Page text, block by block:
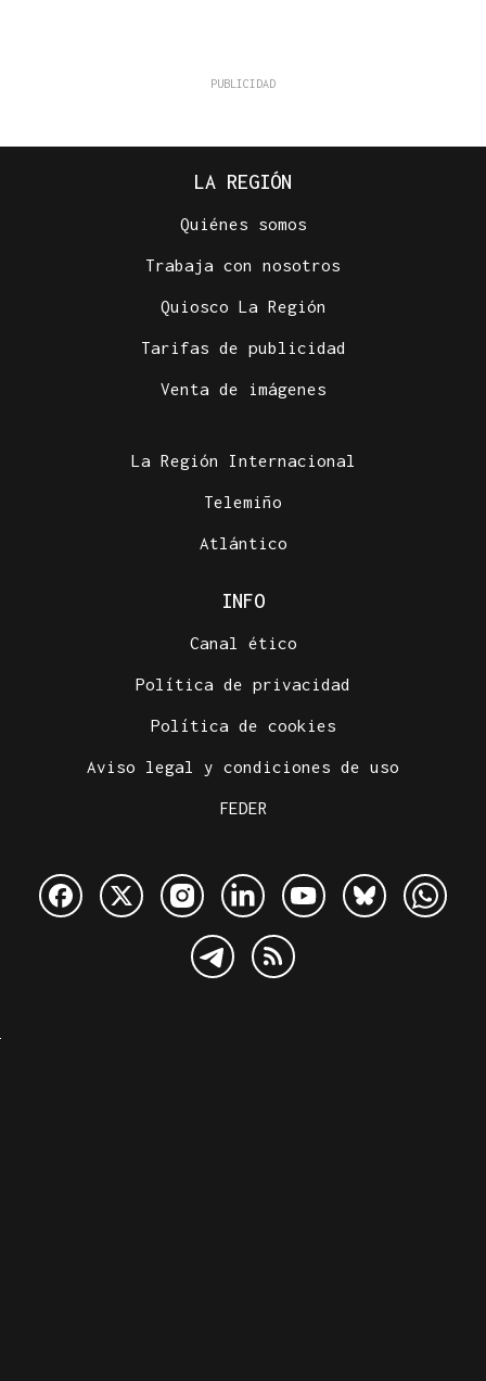
LA REGIÓN
Quiénes somos
Trabaja con nosotros
Quiosco La Región
Tarifas de publicidad
Venta de imágenes
La Región Internacional
Telemiño
Atlántico
INFO
Canal ético
Política de privacidad
Política de cookies
Aviso legal y condiciones de uso
FEDER